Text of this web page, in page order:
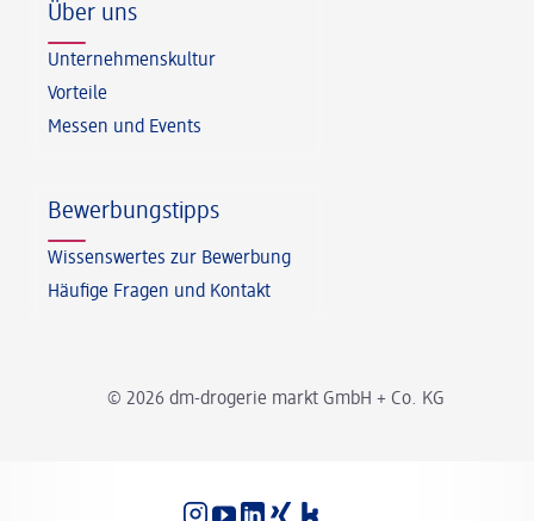
© 2026 dm-drogerie markt GmbH + Co. KG
Über uns
Unternehmenskultur
Vorteile
Messen und Events
Bewerbungstipps
Wissenswertes zur Bewerbung
Häufige Fragen und Kontakt